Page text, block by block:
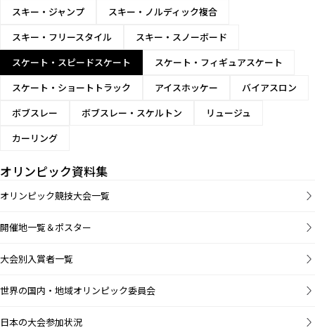
スキー・ジャンプ
スキー・ノルディック複合
スキー・フリースタイル
スキー・スノーボード
スケート・スピードスケート
スケート・フィギュアスケート
スケート・ショートトラック
アイスホッケー
バイアスロン
ボブスレー
ボブスレー・スケルトン
リュージュ
カーリング
オリンピック資料集
オリンピック競技大会一覧
開催地一覧＆ポスター
大会別入賞者一覧
世界の国内・地域オリンピック委員会
日本の大会参加状況